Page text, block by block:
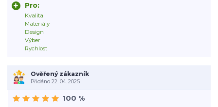
Pro:
Kvalita
Materiály
Design
Výber
Rychlost
Ověřený zákazník
Přidáno 22. 04. 2025
100 %